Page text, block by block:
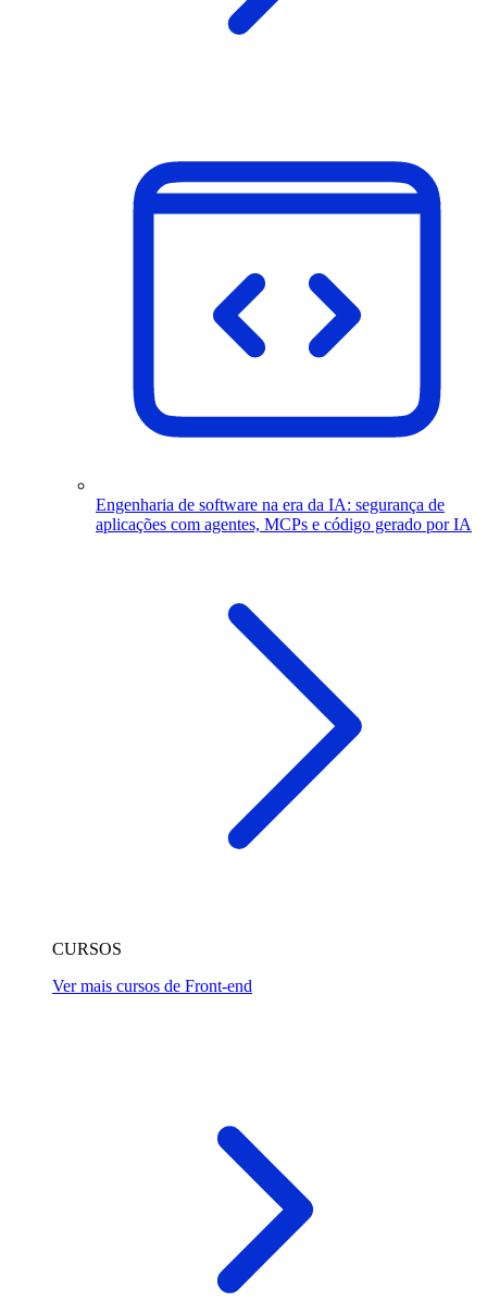
Engenharia de software na era da IA: segurança de
aplicações com agentes, MCPs e código gerado por IA
CURSOS
Ver mais cursos de Front-end